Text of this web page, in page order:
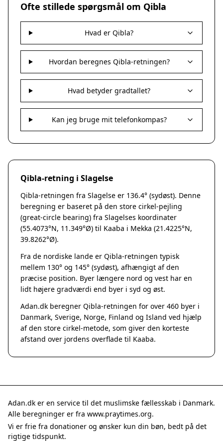
Nykøbing Sjælland
Præstø
Sorø
Stege
Svendstrup
Vordingborg
Assens
Bogense
Faaborg
Kerteminde
Middelfart
Munkebo
Ringe
Rudkøbing
Ebeltoft
Galten
Grenaa
Hedensted
Hinnerup
Hobro
Mariager
Odder
Purhus
Rønde
Tranbjerg
Trustrup
Billund
Ofte stillede spørgsmål om Qibla
Hvad er Qibla?
Hvordan beregnes Qibla-retningen?
Hvad betyder gradtallet?
Kan jeg bruge mit telefonkompas?
Qibla-retning i Slagelse
Qibla-retningen fra Slagelse er 136.4° (sydøst). Denne
beregning er baseret på den store cirkel-pejling
(great-circle bearing) fra Slagelses koordinater
(55.4073°N, 11.349°Ø) til Kaaba i Mekka (21.4225°N,
39.8262°Ø).
Fra de nordiske lande er Qibla-retningen typisk
mellem 130° og 145° (sydøst), afhængigt af den
præcise position. Byer længere nord og vest har en
lidt højere gradværdi end byer i syd og øst.
Adan.dk beregner Qibla-retningen for over 460 byer i
Danmark, Sverige, Norge, Finland og Island ved hjælp
af den store cirkel-metode, som giver den korteste
afstand over jordens overflade til Kaaba.
Adan.dk er en service til det muslimske fællesskab i Danmark.
Alle beregninger er fra www.praytimes.org.
Vi er frie fra donationer og ønsker kun din bøn, bedt på det
rigtige tidspunkt.